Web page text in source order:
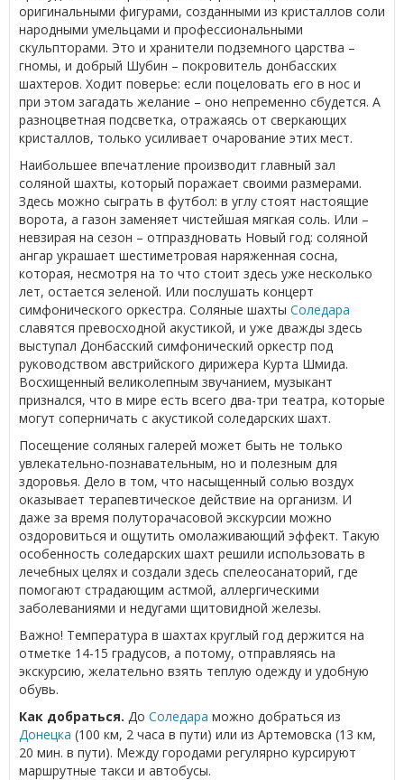
оригинальными фигурами, созданными из кристаллов соли
народными умельцами и профессиональными
скульпторами. Это и хранители подземного царства –
гномы, и добрый Шубин – покровитель донбасских
шахтеров. Ходит поверье: если поцеловать его в нос и
при этом загадать желание – оно непременно сбудется. А
разноцветная подсветка, отражаясь от сверкающих
кристаллов, только усиливает очарование этих мест.
Наибольшее впечатление производит главный зал
соляной шахты, который поражает своими размерами.
Здесь можно сыграть в футбол: в углу стоят настоящие
ворота, а газон заменяет чистейшая мягкая соль. Или –
невзирая на сезон – отпраздновать Новый год: соляной
ангар украшает шестиметровая наряженная сосна,
которая, несмотря на то что стоит здесь уже несколько
лет, остается зеленой. Или послушать концерт
симфонического оркестра. Соляные шахты Соледара
славятся превосходной акустикой, и уже дважды здесь
выступал Донбасский симфонический оркестр под
руководством австрийского дирижера Курта Шмида.
Восхищенный великолепным звучанием, музыкант
признался, что в мире есть всего два-три театра, которые
могут соперничать с акустикой соледарских шахт.
Посещение соляных галерей может быть не только
увлекательно-познавательным, но и полезным для
здоровья. Дело в том, что насыщенный солью воздух
оказывает терапевтическое действие на организм. И
даже за время полуторачасовой экскурсии можно
оздоровиться и ощутить омолаживающий эффект. Такую
особенность соледарских шахт решили использовать в
лечебных целях и создали здесь спелеосанаторий, где
помогают страдающим астмой, аллергическими
заболеваниями и недугами щитовидной железы.
Важно! Температура в шахтах круглый год держится на
отметке 14-15 градусов, а потому, отправляясь на
экскурсию, желательно взять теплую одежду и удобную
обувь.
Как добраться. До Соледара можно добраться из
Донецка (100 км, 2 часа в пути) или из Артемовска (13 км,
20 мин. в пути). Между городами регулярно курсируют
маршрутные такси и автобусы.